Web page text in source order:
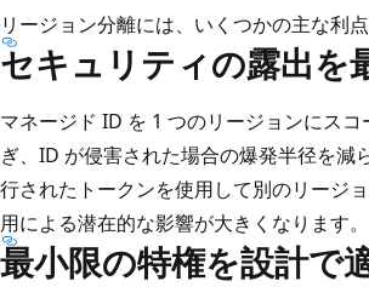
リージョン分離には、いくつかの主な利点
セキュリティの露出を
マネージド ID を 1 つのリージョンにス
ぎ、ID が侵害された場合の爆発半径を減
行されたトークンを使用して別のリージ
用による潜在的な影響が大きくなります。
最小限の特権を設計で